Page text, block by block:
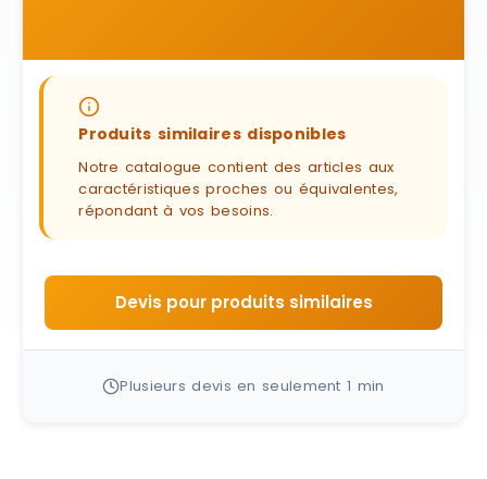
Produits similaires disponibles
Notre catalogue contient des articles aux
caractéristiques proches ou équivalentes,
répondant à vos besoins.
Devis pour produits similaires
Plusieurs devis en seulement 1 min